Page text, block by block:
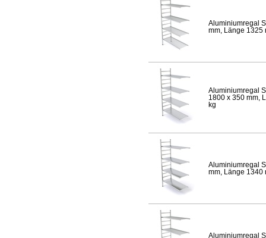
Aluminiumregal
mm, Länge 1325
Aluminiumregal
1800 x 350 mm,
kg
Aluminiumregal
mm, Länge 1340
Aluminiumregal